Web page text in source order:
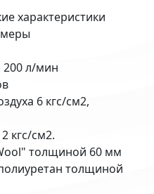
характеристики
200 л/мин
6 кгс/см2,
кгс/см2.
толщиной 60 мм
толщиной